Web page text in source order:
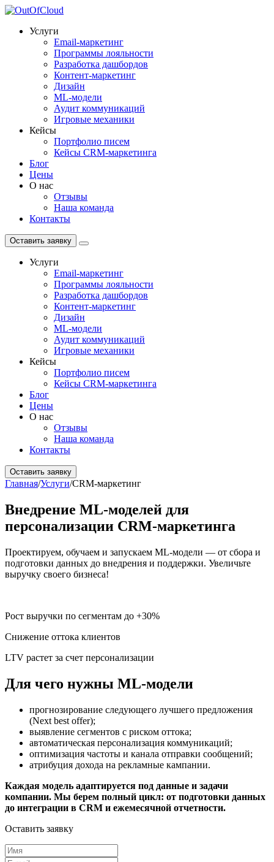
Услуги
Email-маркетинг
Программы лояльности
Разработка дашбордов
Контент-маркетинг
Дизайн
ML-модели
Аудит коммуникаций
Игровые механики
Кейсы
Портфолио писем
Кейсы CRM-маркетинга
Блог
Цены
О нас
Отзывы
Наша команда
Контакты
Оставить заявку
Услуги
Email-маркетинг
Программы лояльности
Разработка дашбордов
Контент-маркетинг
Дизайн
ML-модели
Аудит коммуникаций
Игровые механики
Кейсы
Портфолио писем
Кейсы CRM-маркетинга
Блог
Цены
О нас
Отзывы
Наша команда
Контакты
Оставить заявку
Главная/Услуги/CRM-маркетинг
Внедрение ML-моделей для
персонализации CRM-маркетинга
Проектируем, обучаем и запускаем ML-модели — от сбора и
подготовки данных до внедрения и поддержки. Увеличьте
выручку своего бизнеса!
Рост выручки по сегментам до +30%
Снижение оттока клиентов
LTV растет за счет персонализации
Для чего нужны ML-модели
прогнозирование следующего лучшего предложения
(Next best offer);
выявление сегментов с риском оттока;
автоматическая персонализация коммуникаций;
оптимизация частоты и канала отправки сообщений;
атрибуция дохода на рекламные кампании.
Каждая модель адаптируется под данные и задачи
компании. Мы берем полный цикл: от подготовки данных
до интеграции в CRM и ежемесячной отчетности.
Оставить заявку